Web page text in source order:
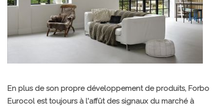
En plus de son propre développement de produits, Forbo
Eurocol est toujours à l'affût des signaux du marché à